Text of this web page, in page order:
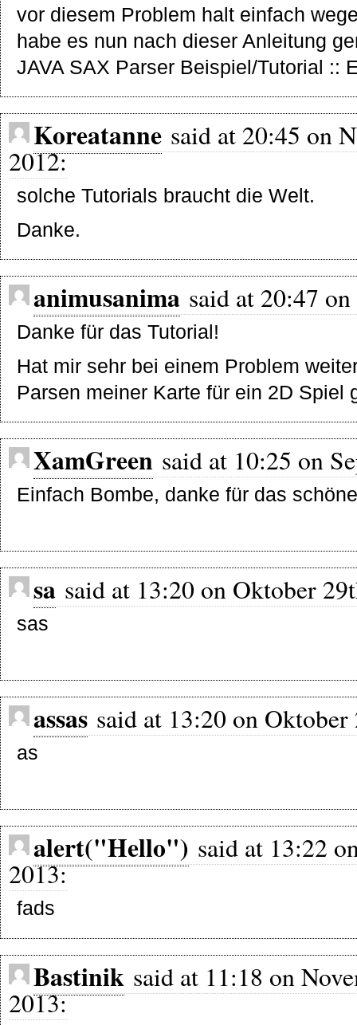
vor diesem Problem halt einfach
habe es nun nach dieser Anleitung
JAVA SAX Parser Beispiel/Tutorial ::
Koreatanne said at 20:45 on
2012:
solche Tutorials braucht die Welt.
Danke.
animusanima said at 20:47
Danke für das Tutorial!
Hat mir sehr bei einem Problem
Parsen meiner Karte für ein 2D Spiel
XamGreen said at 10:25 on
Einfach Bombe, danke für das
sa said at 13:20 on Oktober
sas
assas said at 13:20 on
as
alert("Hello") said at 13:22
2013:
fads
Bastinik said at 11:18 on
2013: